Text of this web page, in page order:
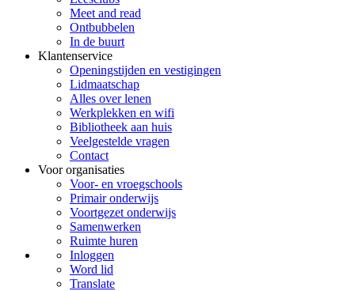
Meet and read
Ontbubbelen
In de buurt
Klantenservice
Openingstijden en vestigingen
Lidmaatschap
Alles over lenen
Werkplekken en wifi
Bibliotheek aan huis
Veelgestelde vragen
Contact
Voor organisaties
Voor- en vroegschools
Primair onderwijs
Voortgezet onderwijs
Samenwerken
Ruimte huren
Inloggen
Word lid
Translate